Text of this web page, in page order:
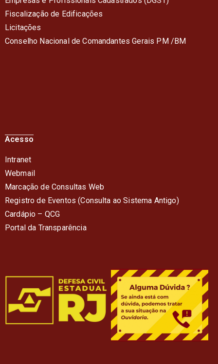
Fiscalização de Edificações
Licitações
Conselho Nacional de Comandantes Gerais PM /BM
Acesso
Intranet
Webmail
Marcação de Consultas Web
Registro de Eventos (Consulta ao Sistema Antigo)
Cardápio – QCG
Portal da Transparência